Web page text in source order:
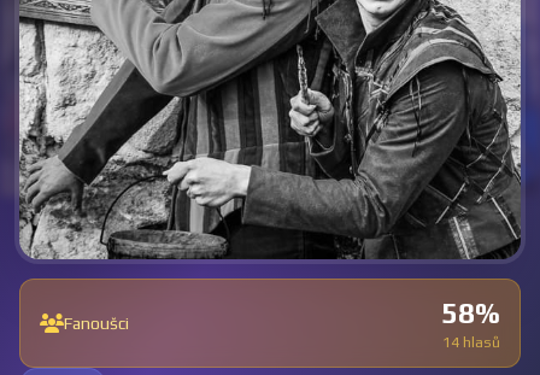
Fanoušci 58%
14 hlasů